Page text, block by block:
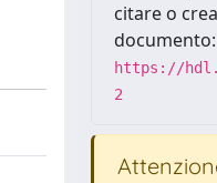
citare o
documento:
https://
2